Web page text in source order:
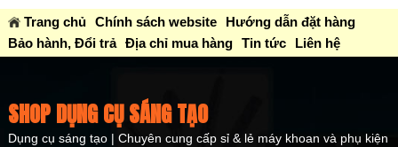
Trang chủ Chính sách website
Hướng dẫn đặt hàng
Bảo hành, Đổi trả Địa chỉ mua hàng Tin tức Liên hệ
SHOP DỤNG CỤ SÁNG TẠO
Dụng cụ sáng tạo | Chuyên cung cấp sỉ & lẻ máy khoan và phụ kiện